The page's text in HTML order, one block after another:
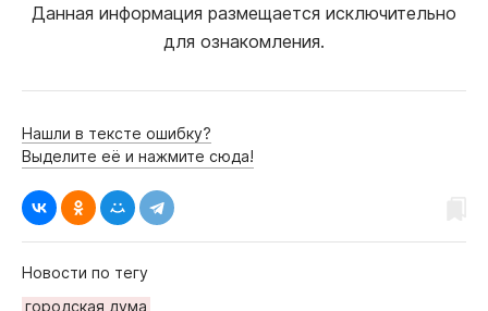
Данная информация размещается исключительно
для ознакомления.
Нашли в тексте ошибку?
Выделите её и нажмите сюда!
Новости по тегу
городская дума